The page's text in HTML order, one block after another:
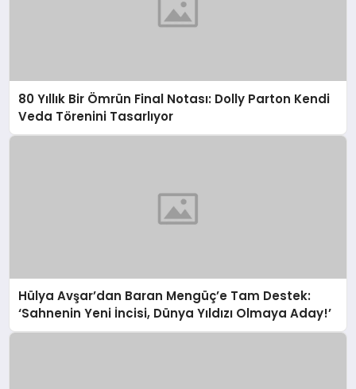
80 Yıllık Bir Ömrün Final Notası: Dolly Parton Kendi
Veda Törenini Tasarlıyor
Hülya Avşar’dan Baran Mengüç’e Tam Destek:
‘Sahnenin Yeni İncisi, Dünya Yıldızı Olmaya Aday!’